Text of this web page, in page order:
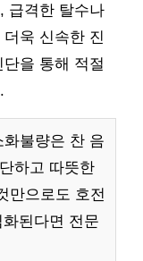
급격한 탈수나
욱 신속한 진
을 통해 적절
불량은 찬 음
하고 따뜻한
만으로도 호전
된다면 전문